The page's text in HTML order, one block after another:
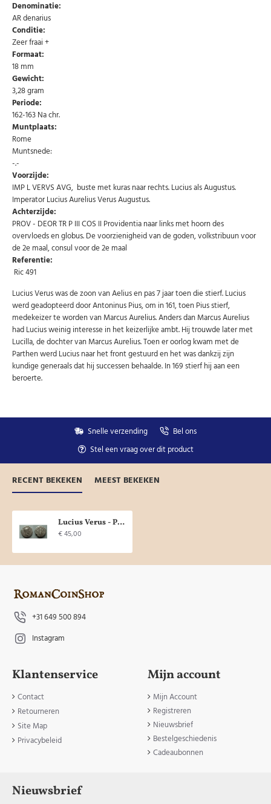
Uw
email
U kunt zich op elk moment weer afmelden via de nieuwsbrief.
Uw gegevens worden niet gedeeld met derden
Denominatie:
AR denarius
Conditie:
Zeer fraai +
Formaat:
18 mm
Gewicht:
3,28 gram
Periode:
162-163 Na chr.
Muntplaats:
Rome
Muntsnede:
-.-
Voorzijde:
IMP L VERVS AVG, buste met kuras naar rechts. Lucius als Augustus.
Imperator Lucius Aurelius Verus Augustus.
Achterzijde:
PROV - DEOR TR P III COS II Providentia naar links met hoorn des
overvloeds en globus. De voorzienigheid van de goden, volkstribuun voor
de 2e maal, consul voor de 2e maal
Referentie:
Ric 491
Lucius Verus was de zoon van Aelius en pas 7 jaar toen die stierf. Lucius
werd geadopteerd door Antoninus Pius, om in 161, toen Pius stierf,
medekeizer te worden van Marcus Aurelius. Anders dan Marcus Aurelius
had Lucius weinig interesse in het keizerlijke ambt. Hij trouwde later met
Lucilla, de dochter van Marcus Aurelius. Toen er oorlog kwam met de
Parthen werd Lucius naar het front gestuurd en het was dankzij zijn
kundige generaals dat hij successen behaalde. In 169 stierf hij aan een
beroerte.
Snelle verzending
Bel ons
Stel een vraag over dit product
RECENT BEKEKEN MEEST BEKEKEN
Lucius Verus - Providentia (ME2009)
€ 45,00
+31 649 500 894
Instagram
Klantenservice
Contact
Retourneren
Site Map
Privacybeleid
Mijn account
Mijn Account
Registreren
Nieuwsbrief
Bestelgeschiedenis
Cadeaubonnen
Nieuwsbrief